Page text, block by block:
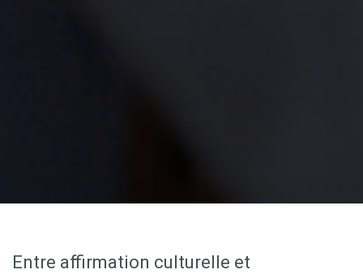
Entre affirmation culturelle et